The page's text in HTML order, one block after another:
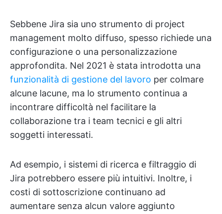
Sebbene Jira sia uno strumento di project
management molto diffuso, spesso richiede una
configurazione o una personalizzazione
approfondita. Nel 2021 è stata introdotta una
funzionalità di gestione del lavoro per colmare
alcune lacune, ma lo strumento continua a
incontrare difficoltà nel facilitare la
collaborazione tra i team tecnici e gli altri
soggetti interessati.
Ad esempio, i sistemi di ricerca e filtraggio di
Jira potrebbero essere più intuitivi. Inoltre, i
costi di sottoscrizione continuano ad
aumentare senza alcun valore aggiunto